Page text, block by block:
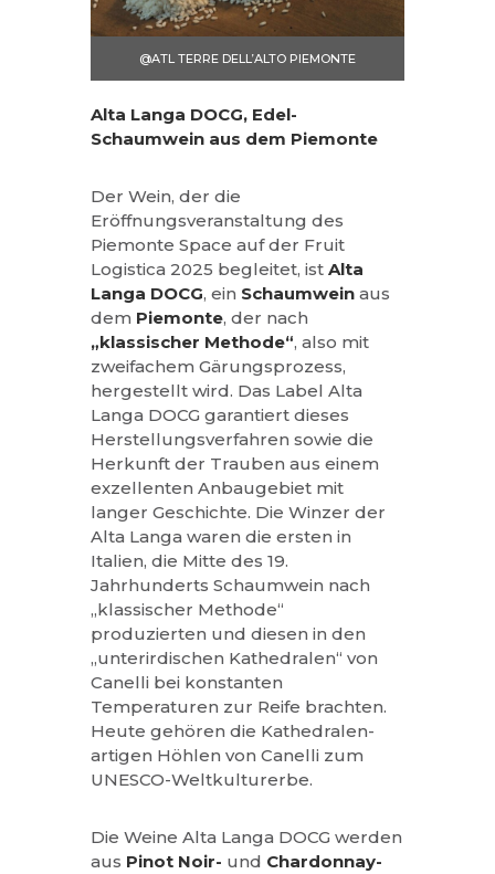
@ATL TERRE DELL’ALTO PIEMONTE
Alta Langa DOCG, Edel-
Schaumwein aus dem Piemonte
Der Wein, der die
Eröffnungsveranstaltung des
Piemonte Space auf der Fruit
Logistica 2025 begleitet, istAlta
Langa DOCG, ein Schaumweinaus
dem Piemonte, der nach
„klassischer Methode“, also mit
zweifachem Gärungsprozess,
hergestellt wird. Das Label Alta
Langa DOCG garantiert dieses
Herstellungsverfahren sowie die
Herkunft der Trauben aus einem
exzellenten Anbaugebiet mit
langer Geschichte. Die Winzer der
Alta Langa waren die ersten in
Italien, die Mitte des 19.
Jahrhunderts Schaumwein nach
„klassischer Methode“
produzierten und diesen in den
„unterirdischen Kathedralen“ von
Canelli bei konstanten
Temperaturen zur Reife brachten.
Heute gehören die Kathedralen-
artigen Höhlen von Canelli zum
UNESCO-Weltkulturerbe.
Die Weine Alta Langa DOCG werden
aus Pinot Noir- und Chardonnay-